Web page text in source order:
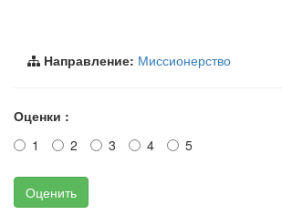
Направление: Миссионерство
Оценки :
1
2 3 4 5
Оценить